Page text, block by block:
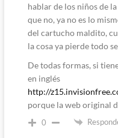
hablar de los niños de
que no, ya no es lo
del cartucho maldito,
la cosa ya pierde todo
De todas formas, si
en inglés
http://
porque la web original
0